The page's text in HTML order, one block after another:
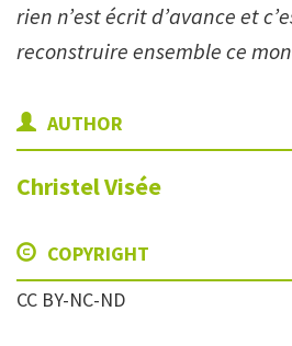
rien n’est écrit d’avance et
reconstruire ensemble ce
AUTHOR
ChristelVisée
COPYRIGHT
CC BY-NC-ND